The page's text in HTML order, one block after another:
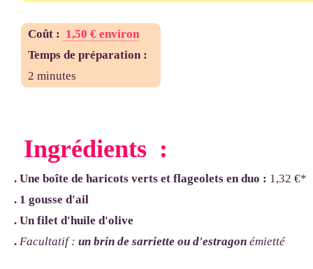
Coût : 1,50 € environ
Temps de préparation :
2 minutes
Ingrédients :
. Une boîte de haricots verts et flageolets en duo : 1,32 €*
. 1 gousse d'ail
. Un filet d'huile d'olive
. Facultatif : un brin de sarriette ou d'estragon émietté